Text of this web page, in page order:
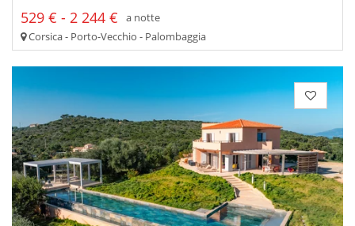
529 € - 2 244 €
a notte
Corsica - Porto-Vecchio - Palombaggia